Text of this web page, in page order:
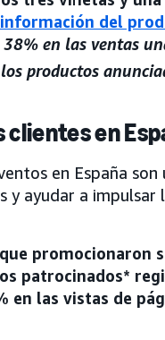
del
en las ventas
productos
clientes en
en España
y ayudar a impulsar
promocionaron
patrocinados*
en las vistas de